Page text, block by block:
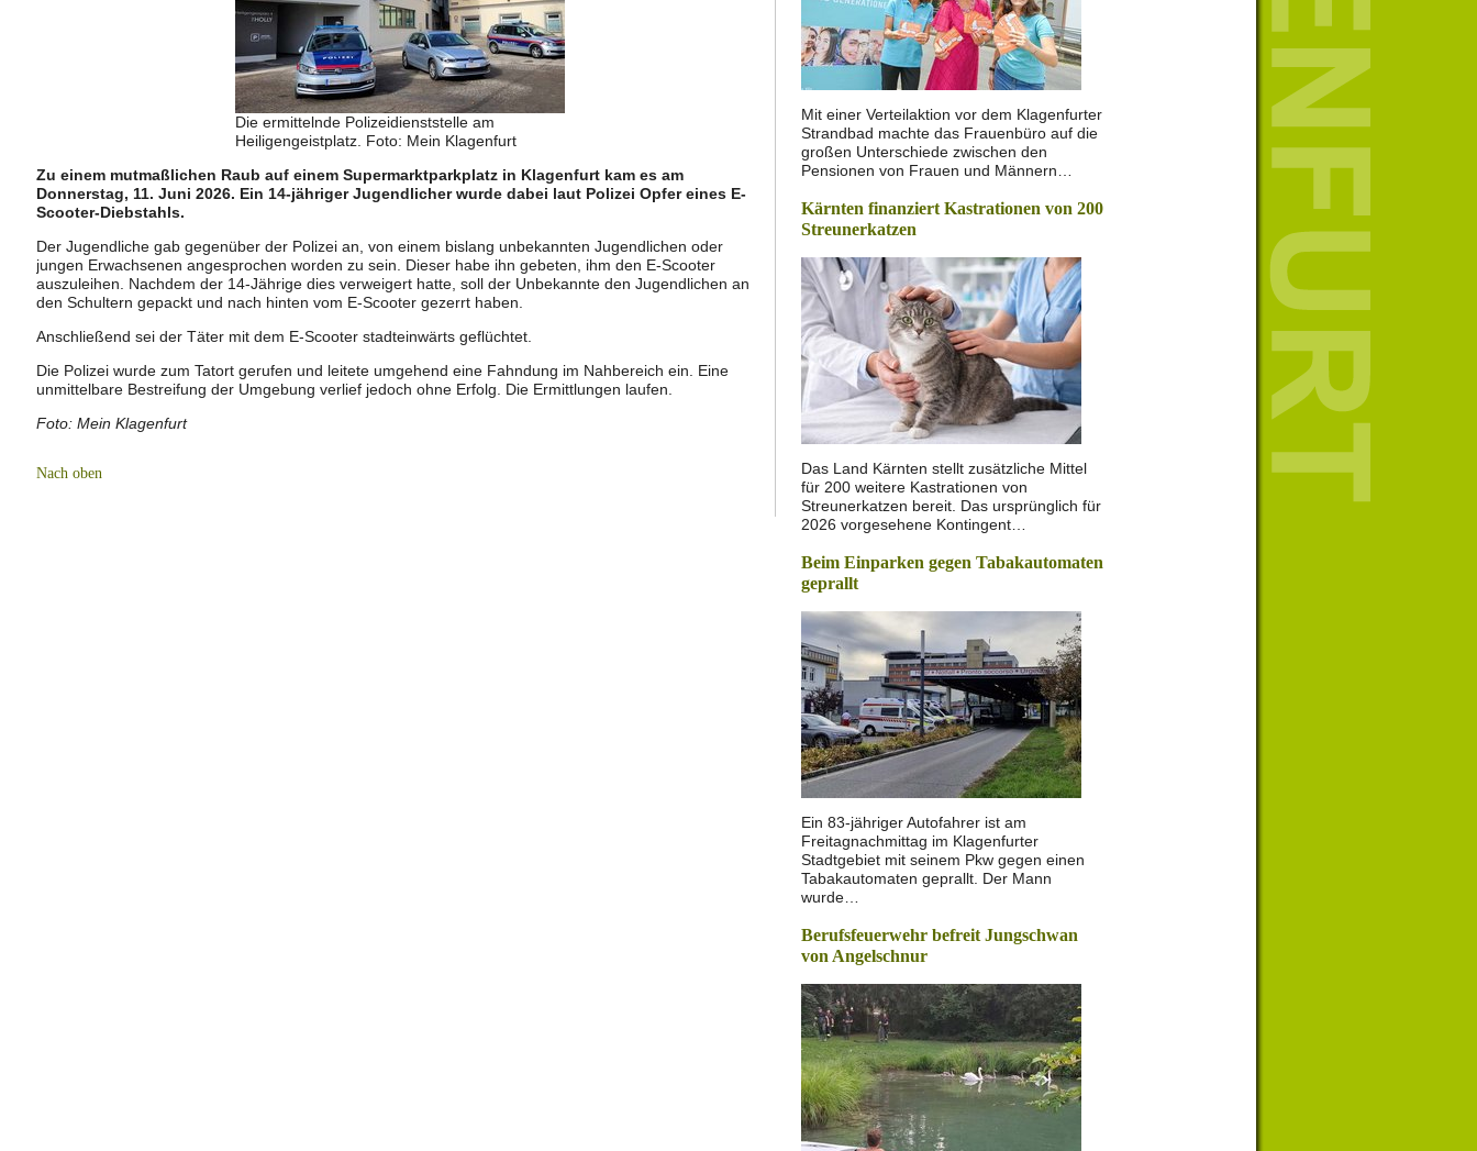
Die ermittelnde Polizeidienststelle am
Heiligengeistplatz. Foto: Mein Klagenfurt
Zu einem mutmaßlichen Raub auf einem Supermarktparkplatz in Klagenfurt kam es am
Donnerstag, 11. Juni 2026. Ein 14-jähriger Jugendlicher wurde dabei laut Polizei Opfer eines E-
Scooter-Diebstahls.
Der Jugendliche gab gegenüber der Polizei an, von einem bislang unbekannten Jugendlichen oder
jungen Erwachsenen angesprochen worden zu sein. Dieser habe ihn gebeten, ihm den E-Scooter
auszuleihen. Nachdem der 14-Jährige dies verweigert hatte, soll der Unbekannte den Jugendlichen an
den Schultern gepackt und nach hinten vom E-Scooter gezerrt haben.
Anschließend sei der Täter mit dem E-Scooter stadteinwärts geflüchtet.
Die Polizei wurde zum Tatort gerufen und leitete umgehend eine Fahndung im Nahbereich ein. Eine
unmittelbare Bestreifung der Umgebung verlief jedoch ohne Erfolg. Die Ermittlungen laufen.
Foto: Mein Klagenfurt
Nach oben
Mit einer Verteilaktion vor dem Klagenfurter
Strandbad machte das Frauenbüro auf die
großen Unterschiede zwischen den
Pensionen von Frauen und Männern…
Kärnten finanziert Kastrationen von 200
Streunerkatzen
Das Land Kärnten stellt zusätzliche Mittel
für 200 weitere Kastrationen von
Streunerkatzen bereit. Das ursprünglich für
2026 vorgesehene Kontingent…
Beim Einparken gegen Tabakautomaten
geprallt
Ein 83-jähriger Autofahrer ist am
Freitagnachmittag im Klagenfurter
Stadtgebiet mit seinem Pkw gegen einen
Tabakautomaten geprallt. Der Mann
wurde…
Berufsfeuerwehr befreit Jungschwan
von Angelschnur